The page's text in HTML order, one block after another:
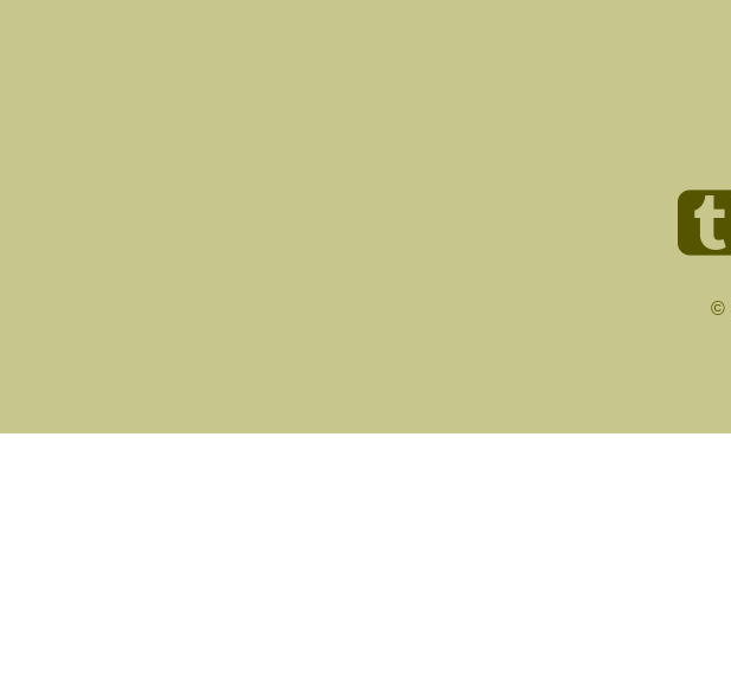
©